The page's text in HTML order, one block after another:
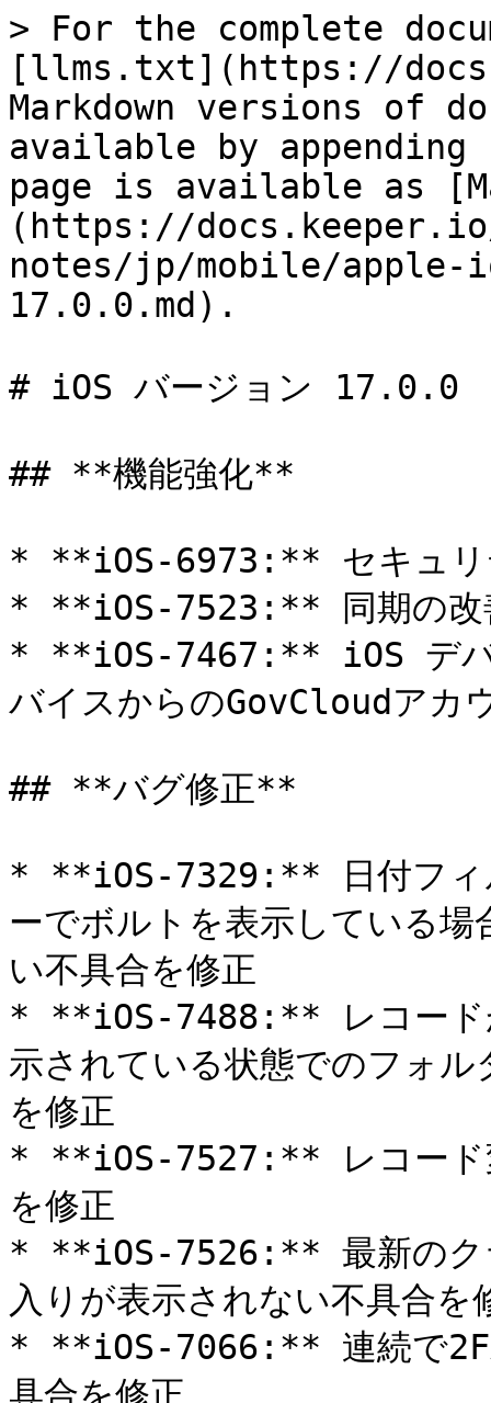
> For the complete
[llms.txt](https://
Markdown versions of
available by
page is available as
(https://
notes/jp/mobile/
17.0.0.md).
# iOS バージョン 17.0.0
## **機能強化**
* **iOS-6973:** セキュリ
* **iOS-7523:** 同期の改
* **iOS-7467:** iOS デバ
バイスからのGovCloudアカ
## **バグ修正**
* **iOS-7329:** 日付フィ
ーでボルトを表示している
い不具合を修正
* **iOS-7488:** レコード
示されている状態でのフォ
を修正
* **iOS-7527:** レコード
を修正
* **iOS-7526:** 最新のク
入りが表示されない不具合を
* **iOS-7066:** 連続で2FA
具合を修正